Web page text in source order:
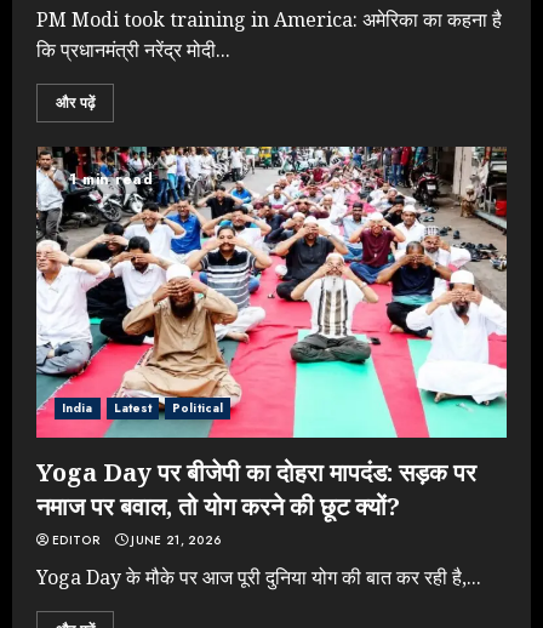
PM Modi took training in America: अमेरिका का कहना है
कि प्रधानमंत्री नरेंद्र मोदी...
और पढ़ें
1 min read
India Latest Political
Yoga Day पर बीजेपी का दोहरा मापदंड: सड़क पर
नमाज पर बवाल, तो योग करने की छूट क्यों?
EDITOR JUNE 21, 2026
Yoga Day के मौके पर आज पूरी दुनिया योग की बात कर रही है,...